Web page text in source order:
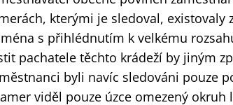
kterými je sledoval,
s přihlédnutím k velkému
pachatele těchto krádeží by jiným
byli navíc sledováni pouze
viděl pouze úzce omezený